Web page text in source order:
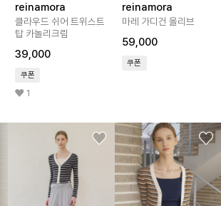
reinamora
클라우드 쉬어 트위스트
탑 카놀리크림
39,000
쿠폰
1
reinamora
마레 가디건 올리브
59,000
쿠폰